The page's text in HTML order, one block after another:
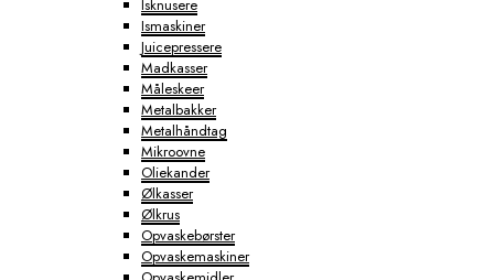
Isknusere
Ismaskiner
Juicepressere
Madkasser
Måleskeer
Metalbakker
Metalhåndtag
Mikroovne
Oliekander
Ølkasser
Ølkrus
Opvaskebørster
Opvaskemaskiner